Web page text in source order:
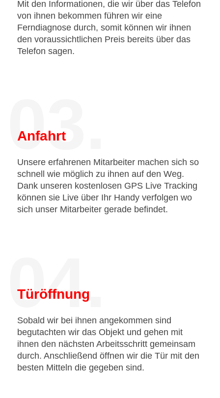
Mit den Informationen, die wir über das Telefon
von ihnen bekommen führen wir eine
Ferndiagnose durch, somit können wir ihnen
den voraussichtlichen Preis bereits über das
Telefon sagen.
03.
Anfahrt
Unsere erfahrenen Mitarbeiter machen sich so
schnell wie möglich zu ihnen auf den Weg.
Dank unseren kostenlosen GPS Live Tracking
können sie Live über Ihr Handy verfolgen wo
sich unser Mitarbeiter gerade befindet.
04.
Türöffnung
Sobald wir bei ihnen angekommen sind
begutachten wir das Objekt und gehen mit
ihnen den nächsten Arbeitsschritt gemeinsam
durch. Anschließend öffnen wir die Tür mit den
besten Mitteln die gegeben sind.